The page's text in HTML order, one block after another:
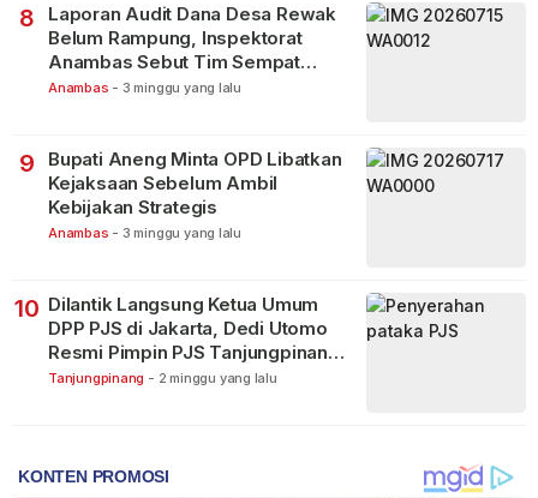
8
Laporan Audit Dana Desa Rewak
Belum Rampung, Inspektorat
Anambas Sebut Tim Sempat
Terbagi Tangani Kasus Lain
Anambas - 3 minggu yang lalu
9
Bupati Aneng Minta OPD Libatkan
Kejaksaan Sebelum Ambil
Kebijakan Strategis
Anambas - 3 minggu yang lalu
10 Dilantik Langsung Ketua Umum
DPP PJS di Jakarta, Dedi Utomo
Resmi Pimpin PJS Tanjungpinang-
Bintan
Tanjungpinang - 2 minggu yang lalu